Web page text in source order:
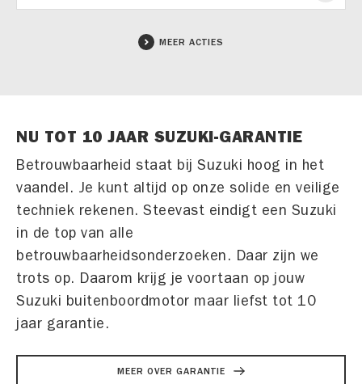
MEER ACTIES
NU TOT 10 JAAR SUZUKI-GARANTIE
Betrouwbaarheid staat bij Suzuki hoog in het
vaandel. Je kunt altijd op onze solide en veilige
techniek rekenen. Steevast eindigt een Suzuki
in de top van alle
betrouwbaarheidsonderzoeken. Daar zijn we
trots op. Daarom krijg je voortaan op jouw
Suzuki buitenboordmotor maar liefst tot 10
jaar garantie.
MEER OVER GARANTIE